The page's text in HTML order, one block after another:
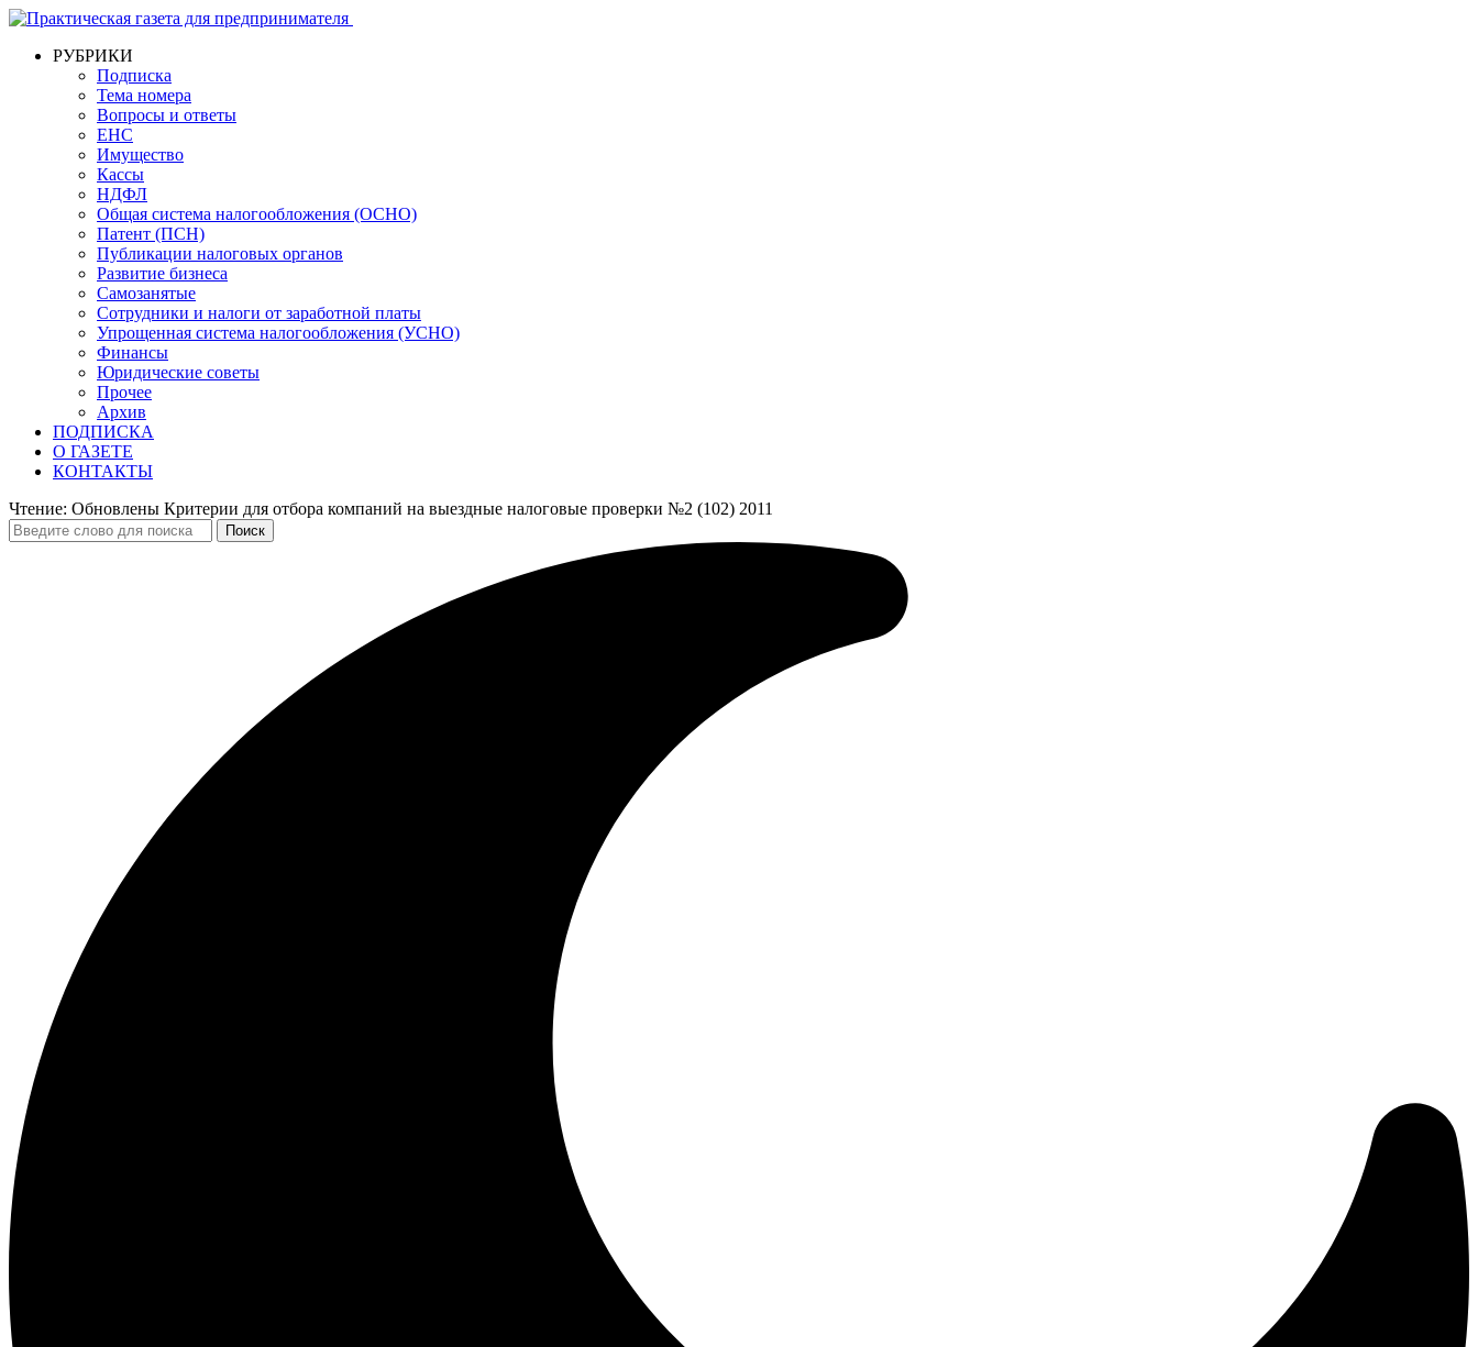
РУБРИКИ
Подписка
Тема номера
Вопросы и ответы
ЕНС
Имущество
Кассы
НДФЛ
Общая система налогообложения (ОСНО)
Патент (ПСН)
Публикации налоговых органов
Развитие бизнеса
Самозанятые
Сотрудники и налоги от заработной платы
Упрощенная система налогообложения (УСНО)
Финансы
Юридические советы
Прочее
Архив
ПОДПИСКА
О ГАЗЕТЕ
КОНТАКТЫ
Чтение: Обновлены Критерии для отбора компаний на выездные налоговые проверки №2 (102) 2011